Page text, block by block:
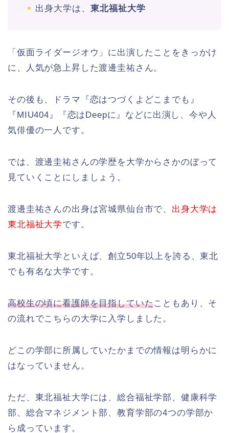
出身大学は、 東北福祉大学
「仮面ライダージオウ」に出演したことをきっかけ
に、人気が急上昇した渡邊圭祐さん。
その後も、ドラマ『恋はつづくよどこまでも』
『MIU404』『恋はDeepに』などに出演し、今や人
気俳優の一人です。
では、渡邊圭祐さんの学歴を大学からさかのぼって
見ていくことにしましょう。
渡邊圭祐さんの出身は宮城県仙台市で、 出身大学は
東北福祉大学です。
東北福祉大学といえば、創立50年以上を誇る、東北
でも有名な大学です。
高校生の頃に看護師を目指していたこともあり、そ
の流れでこちらの大学に入学しました。
どこの学部に所属していたかまでの情報は明らかに
はなっていません。
ただ、東北福祉大学には、総合福祉学部、健康科学
部、総合マネジメント部、教育学部の4つの学部か
ら成っています。